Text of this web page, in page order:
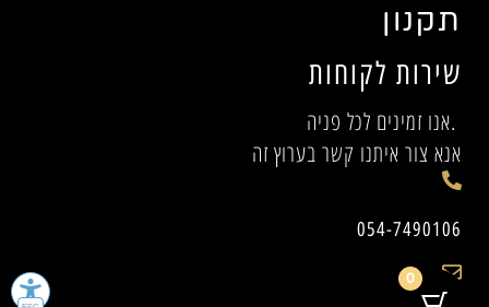
שירות לקוחות
אנו זמינים לכל פניה.
אנא צור איתנו קשר בערוץ זה
054-7490106
תקנון
0